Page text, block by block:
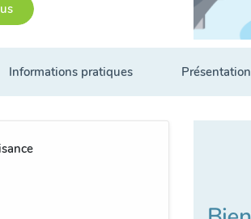
Informations pratiques Présentation